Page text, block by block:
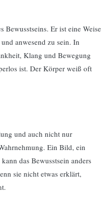
Bewusstseins. Er ist eine Weise
anwesend zu sein. In
Klang und Bewegung
ist. Der Körper weiß oft
und auch nicht nur
Ein Bild, ein
das Bewusstsein anders
sie nicht etwas erklärt,